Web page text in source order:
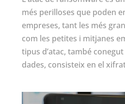
més perilloses que poden
empreses, tant les més
com les petites i mitjanes
tipus d’atac, també
dades, consisteix en el